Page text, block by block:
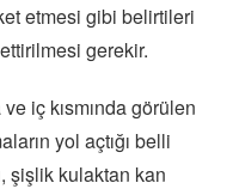
etmesi gibi belirtileri
gerekir.
iç kısmında görülen
yol açtığı belli
şişlik kulaktan kan